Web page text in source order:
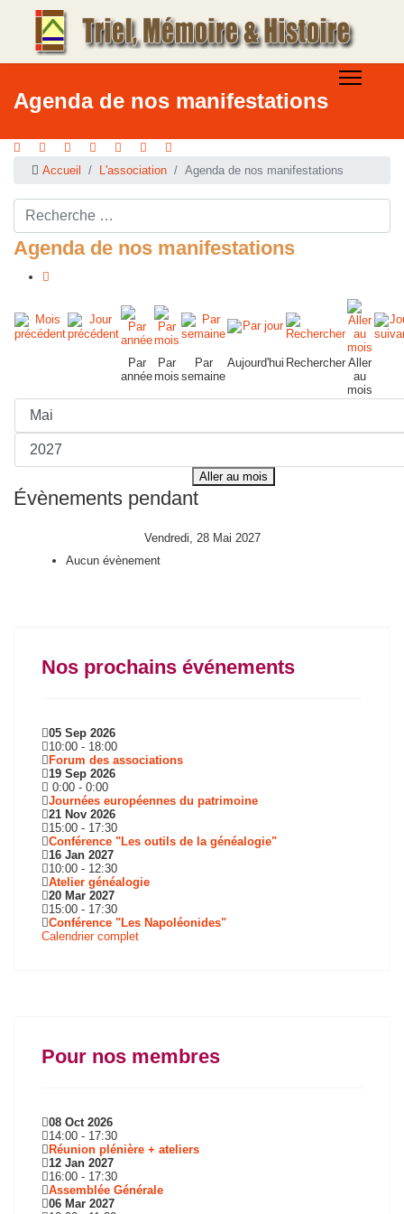
Agenda de nos manifestations
Accueil L'association Agenda de nos manifestations
Rechercher ...
Agenda de nos manifestations
Par
année
Par
mois
Par
semaine
Aujourd'hui Rechercher Aller
au
mois
Aller au mois
Évènements pendant
Vendredi, 28 Mai 2027
Aucun évènement
Nos prochains événements
05 Sep 2026
10:00 - 18:00
Forum des associations
19 Sep 2026
0:00 - 0:00
Journées européennes du patrimoine
21 Nov 2026
15:00 - 17:30
Conférence "Les outils de la généalogie"
16 Jan 2027
10:00 - 12:30
Atelier généalogie
20 Mar 2027
15:00 - 17:30
Conférence "Les Napoléonides"
Calendrier complet
Pour nos membres
08 Oct 2026
14:00 - 17:30
Réunion plénière + ateliers
12 Jan 2027
16:00 - 17:30
Assemblée Générale
06 Mar 2027